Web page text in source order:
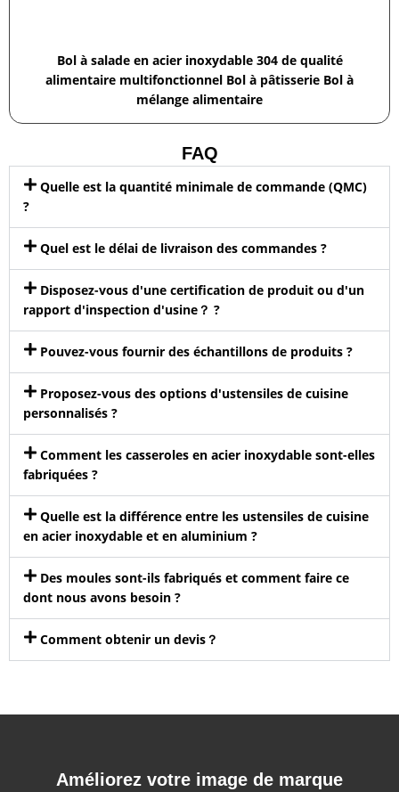
Bol à salade en acier inoxydable 304 de qualité
alimentaire multifonctionnel Bol à pâtisserie Bol à
mélange alimentaire
FAQ
Quelle est la quantité minimale de commande (QMC)
?
Quel est le délai de livraison des commandes ?
Disposez-vous d'une certification de produit ou d'un
rapport d'inspection d'usine？ ?
Pouvez-vous fournir des échantillons de produits ?
Proposez-vous des options d'ustensiles de cuisine
personnalisés ?
Comment les casseroles en acier inoxydable sont-elles
fabriquées ?
Quelle est la différence entre les ustensiles de cuisine
en acier inoxydable et en aluminium ?
Des moules sont-ils fabriqués et comment faire ce
dont nous avons besoin ?
Comment obtenir un devis？
Améliorez votre image de marque